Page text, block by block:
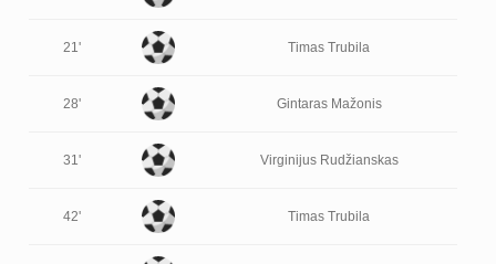
21' Timas Trubila
28' Gintaras Mažonis
31' Virginijus Rudžianskas
42' Timas Trubila